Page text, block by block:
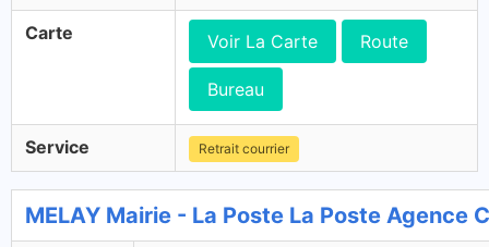
Carte Voir La Carte Route
Bureau
Service Retrait courrier
MELAY Mairie - La Poste La Poste Agence